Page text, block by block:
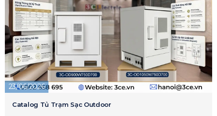
23/06/2026
Catalog Tủ Trạm Sạc Outdoor